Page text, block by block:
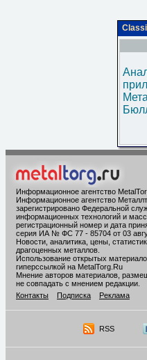
Информационное агентство
Информационное агентство
зарегистрировано Федеральной
информационных технологий и
регистрационный номер и дата
серия ИА № ФС 77 - 85704 от 03
Новости, аналитика, цены,
драгоценных металлов.
Использование открытых
гиперссылкой на MetalTorg.Ru
Мнение авторов материалов,
не совпадать с мнением редакции.
Контакты
Подписка Реклама
RSS